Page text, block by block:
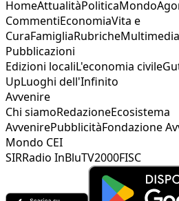
HomeAttualitàPoliticaMondo
CommentiEconomiaVita e
CuraFamigliaRubricheMultimedia
Pubblicazioni
Edizioni localiL'economia civile
UpLuoghi dell'Infinito
Avvenire
Chi siamoRedazioneEcosistema
AvvenirePubblicitàFondazione
Mondo CEI
SIRRadio InBluTV2000FISC